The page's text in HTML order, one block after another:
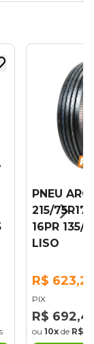
PNEU ARO
215/
16PR 135/
LISO
R$ 623,23
PIX
R$ 692,48
ou10xdeR$